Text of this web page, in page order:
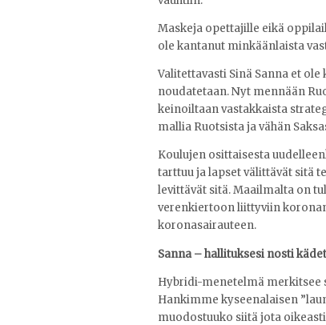
Maskeja opettajille eikä
ole kantanut minkäänlaista
Valitettavasti Sinä Sanna et
noudatetaan. Nyt mennään
keinoiltaan vastakkaista
mallia Ruotsista ja vähän
Koulujen osittaisesta
tarttuu ja lapset välittävät sitä
levittävät sitä. Maailmalta on
verenkiertoon liittyviin
koronasairauteen.
Sanna – hallituksesi nosti
Hybridi-menetelmä merkitsee
Hankimme kyseenalaisen
muodostuuko siitä jota